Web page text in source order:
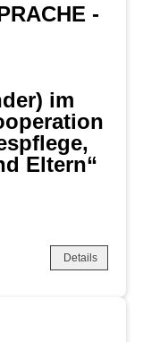
-
im
Eltern“
Details